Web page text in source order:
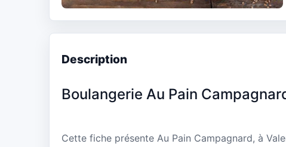
Description
Boulangerie Au Pain
Cette fiche présente Au Pain Campagnard, à